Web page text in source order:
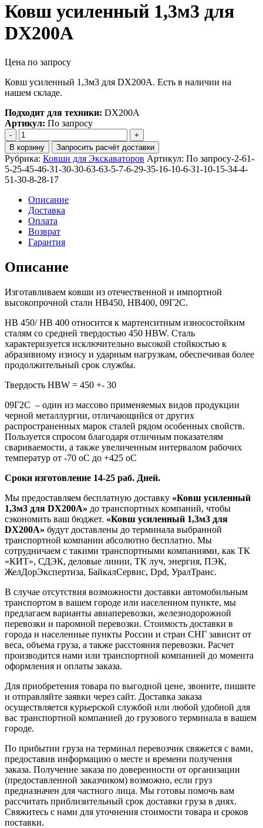
Ковш усиленный 1,3м3 для
DX200A
Цена по запросу
Ковш усиленный 1,3м3 для DX200A. Есть в наличии на
нашем складе.
Подходит для техники: DX200A
Артикул: По запросу
Количество
Ковш
усиленный
1,3м3
для
DX200A
В корзину Запросить расчёт доставки
Рубрика: Ковши для Экскаваторов Артикул: По запросу-2-61-
5-25-45-46-31-30-30-63-63-5-7-6-29-35-16-10-6-31-10-15-34-4-
51-30-8-28-17
Описание
Доставка
Оплата
Возврат
Гарантия
Описание
Изготавливаем ковши из отечественной и импортной
высокопрочной стали HB450, HB400, 09Г2С.
HB 450/ HB 400 относится к мартенситным износостойким
сталям со средней твердостью 450 HBW. Сталь
характеризуется исключительно высокой стойкостью к
абразивному износу и ударным нагрузкам, обеспечивая более
продолжительный срок службы.
Твердость HBW = 450 +- 30
09Г2С – один из массово применяемых видов продукции
черной металлургии, отличающийся от других
распространенных марок сталей рядом особенных свойств.
Пользуется спросом благодаря отличным показателям
свариваемости, а также увеличенным интервалом рабочих
температур от -70 оС до +425 оС
Сроки изготовление 14-25 раб. Дней.
Мы предоставляем бесплатную доставку «Ковш усиленный
1,3м3 для DX200A» до транспортных компаний, чтобы
сэкономить ваш бюджет. «Ковш усиленный 1,3м3 для
DX200A» будут доставлены до терминала выбранной
транспортной компании абсолютно бесплатно. Мы
сотрудничаем с такими транспортными компаниями, как ТК
«КИТ», СДЭК, деловые линии, ТК луч, энергия, ПЭК,
ЖелДорЭкспертиза, БайкалСервис, Dpd, УралТранс.
В случае отсутствия возможности доставки автомобильным
транспортом в вашем городе или населенном пункте, мы
предлагаем варианты авиаперевозки, железнодорожной
перевозки и паромной перевозки. Стоимость доставки в
города и населенные пункты России и стран СНГ зависит от
веса, объема груза, а также расстояния перевозки. Расчет
производится нами или транспортной компанией до момента
оформления и оплаты заказа.
Для приобретения товара по выгодной цене, звоните, пишите
и отправляйте заявки через сайт. Доставка заказа
осуществляется курьерской службой или любой удобной для
вас транспортной компанией до грузового терминала в вашем
городе.
По прибытии груза на терминал перевозчик свяжется с вами,
предоставив информацию о месте и времени получения
заказа. Получение заказа по доверенности от организации
(предоставленной заказчиком) возможно, если груз
предназначен для частного лица. Мы готовы помочь вам
рассчитать приблизительный срок доставки груза в днях.
Свяжитесь с нами для уточнения стоимости товара и сроков
поставки.